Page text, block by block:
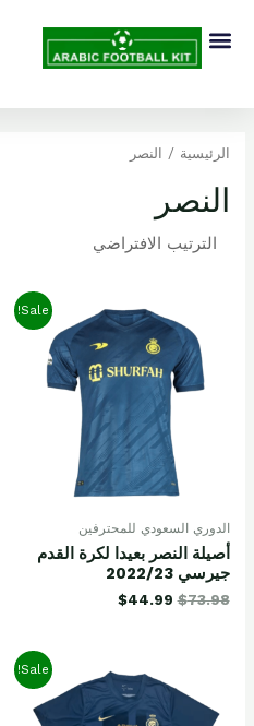
المحتوى
Menu
الرئيسية / النصر
النصر
Sale!
الدوري السعودي للمحترفين
أصيلة النصر بعيدا لكرة القدم
جيرسي 2022/23
$73.98
$44.99
Sale!